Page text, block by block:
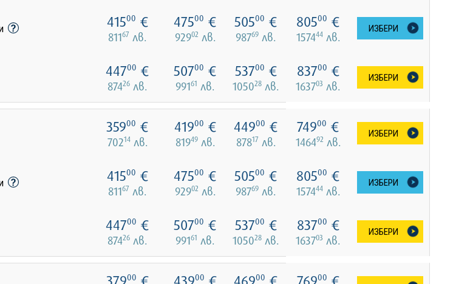
41500 €
81167 лв.
47500 €
92902 лв.
50500 €
98769 лв.
80500 €
157444лв.
ИЗБЕРИ
44700 €
87426 лв.
50700 €
99161 лв.
53700 €
105028 лв.
83700 €
163703 лв.
ИЗБЕРИ
35900 €
70214лв.
41900 €
81949лв.
44900 €
87817лв.
74900 €
146492 лв.
ИЗБЕРИ
41500 €
81167 лв.
47500 €
92902 лв.
50500 €
98769 лв.
80500 €
157444лв.
ИЗБЕРИ
44700 €
87426 лв.
50700 €
99161 лв.
53700 €
105028 лв.
83700 €
163703 лв.
ИЗБЕРИ
37900 € 43900 € 46900 € 76900 €